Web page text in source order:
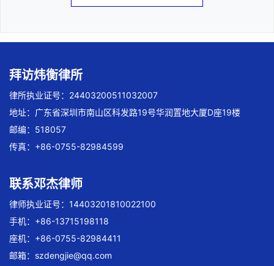
拜访炜衡律所
律所执业证号：24403200511032007
地址：广东省深圳市南山区科发路19号华润置地大厦D座19楼
邮编：518057
传真：+86-0755-82984599
联系邓杰律师
律师执业证号：14403201810022100
手机：+86-13715198118
座机：+86-0755-82984411
邮箱： szdengjie@qq.com